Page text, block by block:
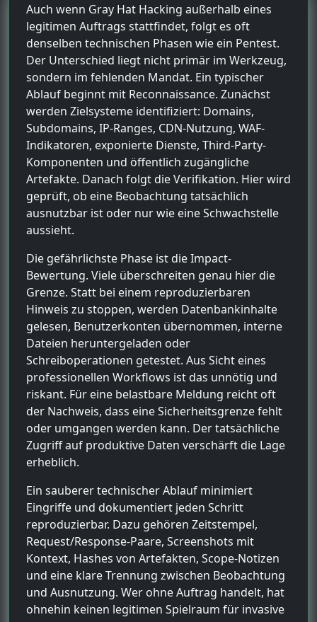
Auch wenn Gray Hat Hacking außerhalb eines
legitimen Auftrags stattfindet, folgt es oft
denselben technischen Phasen wie ein Pentest.
Der Unterschied liegt nicht primär im Werkzeug,
sondern im fehlenden Mandat. Ein typischer
Ablauf beginnt mit Reconnaissance. Zunächst
werden Zielsysteme identifiziert: Domains,
Subdomains, IP-Ranges, CDN-Nutzung, WAF-
Indikatoren, exponierte Dienste, Third-Party-
Komponenten und öffentlich zugängliche
Artefakte. Danach folgt die Verifikation. Hier wird
geprüft, ob eine Beobachtung tatsächlich
ausnutzbar ist oder nur wie eine Schwachstelle
aussieht.
Die gefährlichste Phase ist die Impact-
Bewertung. Viele überschreiten genau hier die
Grenze. Statt bei einem reproduzierbaren
Hinweis zu stoppen, werden Datenbankinhalte
gelesen, Benutzerkonten übernommen, interne
Dateien heruntergeladen oder
Schreiboperationen getestet. Aus Sicht eines
professionellen Workflows ist das unnötig und
riskant. Für eine belastbare Meldung reicht oft
der Nachweis, dass eine Sicherheitsgrenze fehlt
oder umgangen werden kann. Der tatsächliche
Zugriff auf produktive Daten verschärft die Lage
erheblich.
Ein sauberer technischer Ablauf minimiert
Eingriffe und dokumentiert jeden Schritt
reproduzierbar. Dazu gehören Zeitstempel,
Request/Response-Paare, Screenshots mit
Kontext, Hashes von Artefakten, Scope-Notizen
und eine klare Trennung zwischen Beobachtung
und Ausnutzung. Wer ohne Auftrag handelt, hat
ohnehin keinen legitimen Spielraum für invasive